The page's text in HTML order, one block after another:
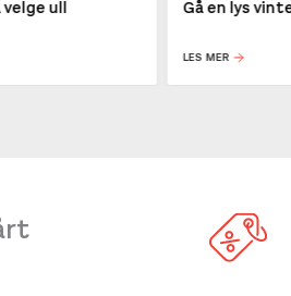
ull Gå en lys
LES MER